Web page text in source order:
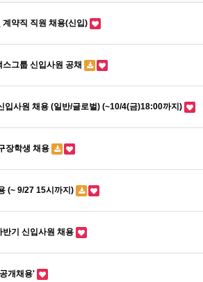
약직 직원 채용(신입)
그룹 신입사원 공채
입사원 채용 (일반/글로벌) (~10/4(금)18:00까지)
장학생 채용
(~ 9/27 15시까지)
기 신입사원 채용
개채용'